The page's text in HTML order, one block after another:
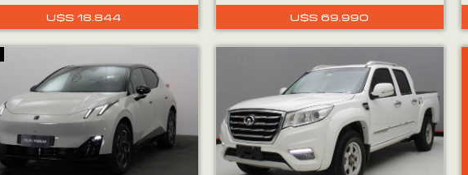
U$S18.844 U$S69.990